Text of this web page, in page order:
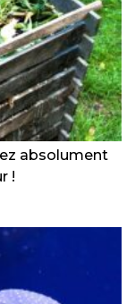
absolument
!